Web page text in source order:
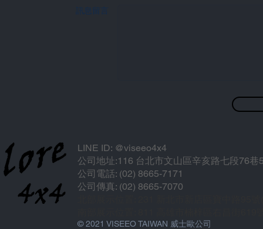
訊息留言
LINE ID: @viseeo4x4
公司地址:116 台北市文山區辛亥路七段76巷
公司電話: (02) 8665-7171
公司傳真: (02) 8665-7070
© 2021 VISEEO TAIWAN 威士歐公司